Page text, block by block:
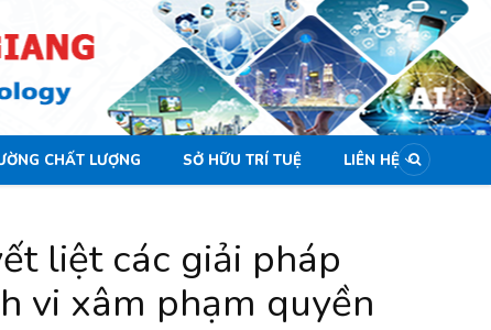
CHẤT LƯỢNG SỞ HỮU TRÍ TUỆ LIÊN HỆ
liệt các giải pháp
vi xâm phạm quyền